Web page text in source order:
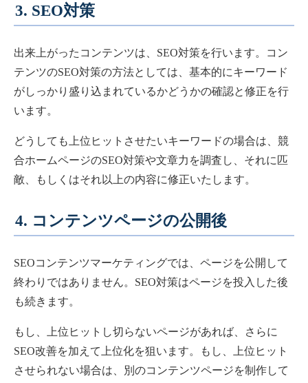
3. SEO対策
出来上がったコンテンツは、SEO対策を行います。コン
テンツのSEO対策の方法としては、基本的にキーワード
がしっかり盛り込まれているかどうかの確認と修正を行
います。
どうしても上位ヒットさせたいキーワードの場合は、競
合ホームページのSEO対策や文章力を調査し、それに匹
敵、もしくはそれ以上の内容に修正いたします。
4. コンテンツページの公開後
SEOコンテンツマーケティングでは、ページを公開して
終わりではありません。SEO対策はページを投入した後
も続きます。
もし、上位ヒットし切らないページがあれば、さらに
SEO改善を加えて上位化を狙います。もし、上位ヒット
させられない場合は、別のコンテンツページを制作して